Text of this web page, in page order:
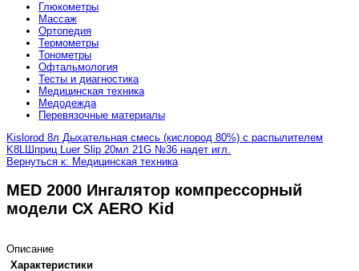
Глюкометры
Массаж
Ортопедия
Термометры
Тонометры
Офтальмология
Тесты и диагностика
Медицинская техника
Медодежда
Перевязочные материалы
Kislorod 8л Дыхательная смесь (кислород 80%) с распылителем
K8LШприц Luer Slip 20мл 21G №36 надет игл.
Вернуться к: Медицинская техника
MED 2000 Ингалятор компрессорный
модели СХ AERO Kid
Описание
Характеристики